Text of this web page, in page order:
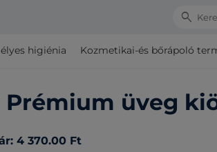
Search
higiénia Kozmetikai-és bőrápoló
Prémium üveg
4 370.00 Ft